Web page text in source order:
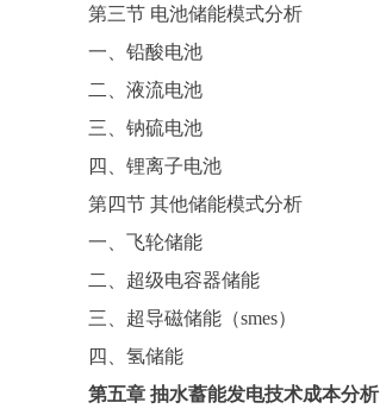
第三节 电池储能模式分析
一、铅酸电池
二、液流电池
三、钠硫电池
四、锂离子电池
第四节 其他储能模式分析
一、飞轮储能
二、超级电容器储能
三、超导磁储能（smes）
四、氢储能
第五章 抽水蓄能发电技术成本分析